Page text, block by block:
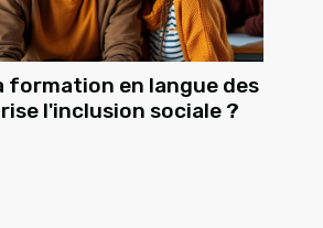
formation en langue des
l'inclusion sociale ?